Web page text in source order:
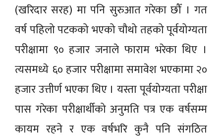
(खरिदार सरह) मा पनि सुरुआत गरेका छौँ । गत
वर्ष पहिलो पटकको भएको चौथो तहको पूर्वयोग्यता
परीक्षामा ९० हजार जनाले फाराम भरेका थिए ।
त्यसमध्ये ६० हजार परीक्षामा समावेश भएकामा २०
हजार उत्तीर्ण भएका थिए । यस्ता पूर्वयोग्यता परीक्षा
पास गरेका परीक्षार्थीको अनुमति पत्र एक वर्षसम्म
कायम रहने र एक वर्षभरि कुनै पनि संगठित